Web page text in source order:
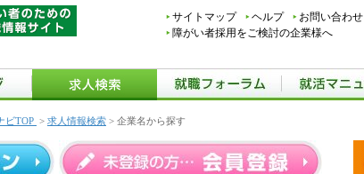
サイトマップ ヘルプ お問い合わせ
障がい者採用をご検討の企業様へ
ビTOP > 求人情報検索 > 企業名から探す